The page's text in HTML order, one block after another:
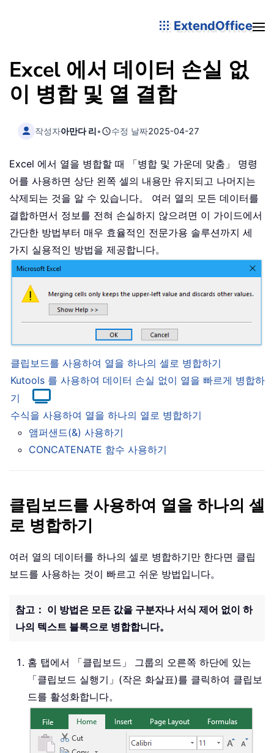
ExtendOffice
Excel 에서 데이터 손실 없
이 병합 및 열 결합
작성자아만다 리• 수정 날짜2025-04-27
Excel 에서 열을 병합할 때 「병합 및 가운데 맞춤」 명령
어를 사용하면 상단 왼쪽 셀의 내용만 유지되고 나머지는
삭제되는 것을 알 수 있습니다。 여러 열의 모든 데이터를
결합하면서 정보를 전혀 손실하지 않으려면 이 가이드에서
간단한 방법부터 매우 효율적인 전문가용 솔루션까지 세
가지 실용적인 방법을 제공합니다。
클립보드를 사용하여 열을 하나의 셀로 병합하기
Kutools 를 사용하여 데이터 손실 없이 열을 빠르게 병합하
기
수식을 사용하여 열을 하나의 열로 병합하기
앰퍼샌드(&) 사용하기
CONCATENATE 함수 사용하기
클립보드를 사용하여 열을 하나의 셀
로 병합하기
여러 열의 데이터를 하나의 셀로 병합하기만 한다면 클립
보드를 사용하는 것이 빠르고 쉬운 방법입니다。
참고： 이 방법은 모든 값을 구분자나 서식 제어 없이 하
나의 텍스트 블록으로 병합합니다。
홈 탭에서 「클립보드」 그룹의 오른쪽 하단에 있는
「클립보드 실행기」(작은 화살표)를 클릭하여 클립보
드를 활성화합니다。